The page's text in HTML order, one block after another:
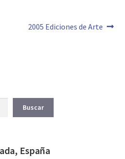
Siguiente:
2005 Ediciones de Arte
Buscar
España